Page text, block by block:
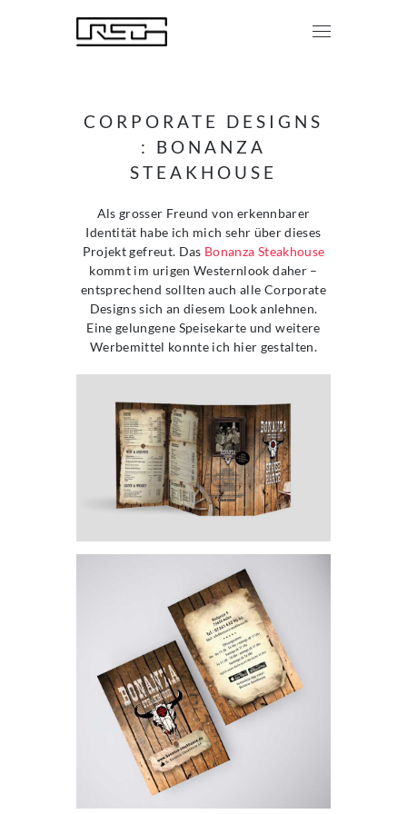
CORPORATE DESIGNS
: BONANZA
STEAKHOUSE
Als grosser Freund von erkennbarer
Identität habe ich mich sehr über dieses
Projekt gefreut. Das Bonanza Steakhouse
kommt im urigen Westernlook daher –
entsprechend sollten auch alle Corporate
Designs sich an diesem Look anlehnen.
Eine gelungene Speisekarte und weitere
Werbemittel konnte ich hier gestalten.